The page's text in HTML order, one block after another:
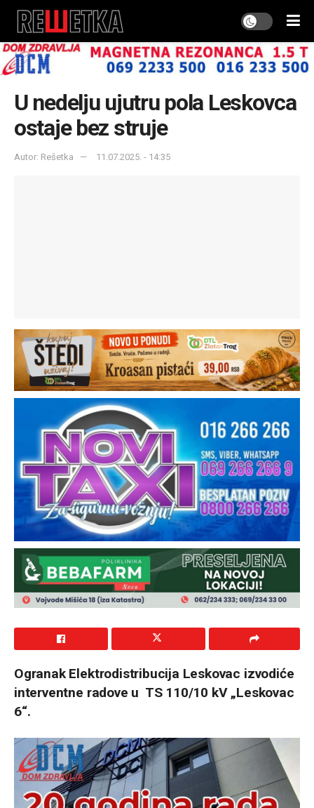
U nedelju ujutru pola Leskovca
ostaje bez struje
Autor: Rešetka 11.07.2025. - 14:35
Ogranak Elektrodistribucija Leskovac izvodiće
interventne radove u TS 110/10 kV „Leskovac
6“.